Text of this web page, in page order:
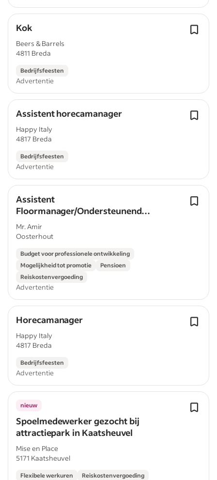
Kok
Beers & Barrels
4811 Breda
Bedrijfsfeesten
Advertentie
Assistent horecamanager
Happy Italy
4817 Breda
Bedrijfsfeesten
Advertentie
Assistent
Floormanager/Ondersteunend
Floormanager
Mr. Amir
Oosterhout
Budget voor professionele ontwikkeling
Mogelijkheid tot promotie
Pensioen
Reiskostenvergoeding
Advertentie
Horecamanager
Happy Italy
4817 Breda
Bedrijfsfeesten
Advertentie
Spoelmedewerker gezocht bij
attractiepark in Kaatsheuvel
nieuw
Mise en Place
5171 Kaatsheuvel
Flexibele werkuren
Reiskostenvergoeding